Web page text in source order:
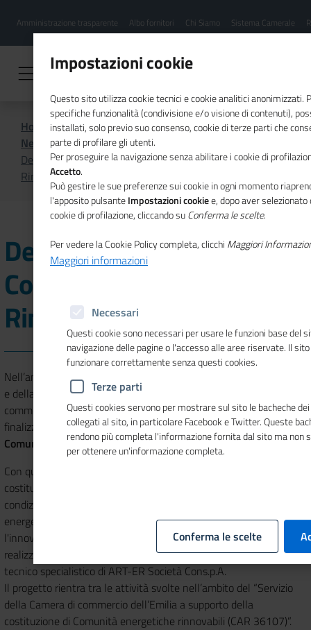
contenuto
Menu
hamburgher
Amministrazione trasparente Albo fornitori Chi Siamo Sistema Camerale
Home CSR
Comunicazione
News di CSR
Desk informativo CER – Comunità Energetiche
Rinnovabili
Desk informativo CER –
Comunità Energetiche
Rinnovabili
Nell’ambito delle attività a supporto della transizione energetica
e della sostenibilità del sistema economico locale, la Camera di
commercio dell’Emilia ha avviato un programma strategico
finalizzato a promuovere e supportare la costituzione di
Comunità Energetiche Rinnovabili (CER).
Con questo progetto si intende fornire un supporto alla
costituzione di CER, mettendo istituzioni e imprese nelle
condizioni di partecipare attivamente allo sviluppo di un sistema
energetico più sostenibile, recuperando competitività attraverso
l'innovazione ambientale, sociale e tecnologica. Per la
realizzazione di questo percorso, la Camera si avvale del supporto
tecnico specialistico di ART-ER Società Cons.p.A.
Il progetto rientra tra le attività svolte nell’ambito del “Servizio
della Camera di commercio dell’Emilia a supporto della
costituzione di Comunità energetiche rinnovabili (CAR 36107)”.
Impostazioni cookie
Questo sito utilizza cookie tecnici e cookie analitici anonimizzati.
specifiche funzionalità (condivisione e/o visione di contenuti),
installati, solo previo suo consenso, cookie di terze parti che
parte di profilare gli utenti.
Per proseguire la navigazione senza abilitare i cookie di
Accetto.
Può gestire le sue preferenze sui cookie in ogni momento
l'apposito pulsanteImpostazioni cookiee, dopo aver
cookie di profilazione, cliccando suConferma le scelte.
Per vedere la Cookie Policy completa, clicchi Maggiori
Maggiori informazioni
Necessari
Questi cookie sono necessari per usare le funzioni base del
navigazione delle pagine o l'accesso alle aree riservate. Il
funzionare correttamente senza questi cookies.
Terze parti
Questi cookies servono per mostrare sul sito le bacheche
collegati al sito, in particolare Facebook e Twitter. Queste
rendono più completa l'informazione fornita dal sito ma non
per ottenere un'informazione completa.
Conferma le scelte